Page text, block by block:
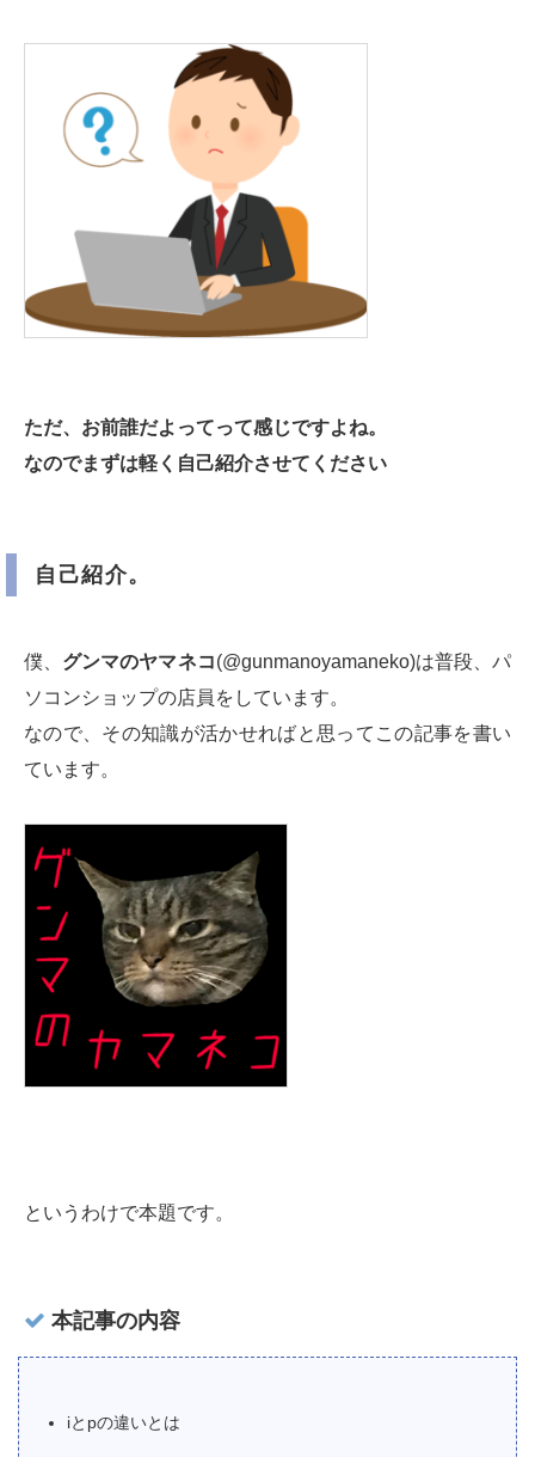
ただ、お前誰だよってって感じですよね。
なのでまずは軽く自己紹介させてください
自己紹介。
僕、 グンマのヤマネコ(@gunmanoyamaneko)は普段、パ
ソコンショップの店員をしています。
なので、その知識が活かせればと思ってこの記事を書い
ています。
というわけで本題です。
本記事の内容
iとpの違いとは